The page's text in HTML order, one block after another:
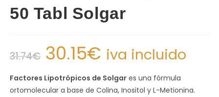
50 Tabl Solgar
31.74€ 30.15€ iva incluido
Factores Lipotrópicos de Solgar es una fórmula
ortomolecular a base de Colina, Inositol y L-Metionina.